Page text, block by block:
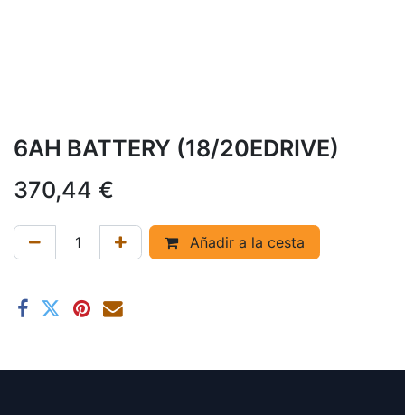
6AH BATTERY (18/20EDRIVE)
370,44 €
Añadir a la cesta